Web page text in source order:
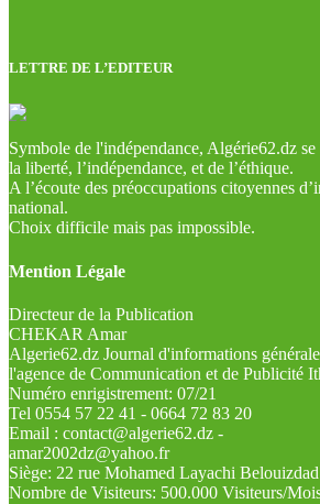
LETTRE DE L’EDITEUR
Symbole de l'indépendance, Algérie62.dz
la liberté, l’indépendance, et de l’éthique.
A l’écoute des préoccupations citoyennes
national.
Choix difficile mais pas impossible.
Mention Légale
Directeur de la Publication
CHEKAR Amar
Algerie62.dz Journal d'informations
l'agence de Communication et de Publicité
Numéro enrigistrement: 07/21
Tel 0554 57 22 41 - 0664 72 83 20
Email : contact@algerie62.dz -
amar2002dz@yahoo.fr
Siège: 22 rue Mohamed Layachi
Nombre de Visiteurs: 500.000 Visiteurs/